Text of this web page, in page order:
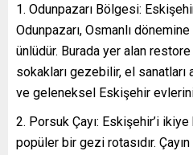
Odunpazarı Bölgesi:
Odunpazarı, Osmanlı
ünlüdür. Burada yer alan
sokakları gezebilir, el
ve geleneksel Eskişehir
Porsuk Çayı: Eskişehir’i
popüler bir gezi rotasıdır.